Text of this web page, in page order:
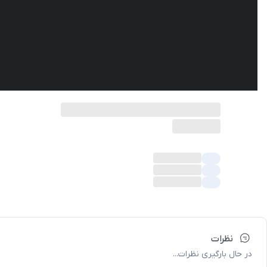
نظرات
در حال بارگیری نظرات...